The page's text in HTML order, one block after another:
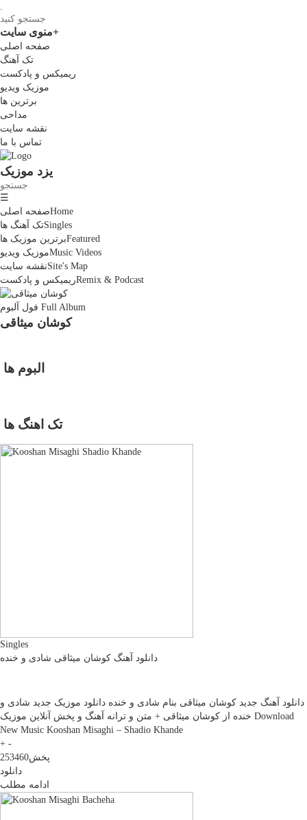
.
منوی سایت+
صفحه اصلی
تک آهنگ
ریمیکس و پادکست
موزیک ویدیو
برترین ها
مداحی
نقشه سایت
تماس با ما
یزد موزیک
☰
صفحه اصلیHome
تک آهنگ هاSingles
برترین موزیک هاFeatured
موزیک ویدیوMusic Videos
نقشه سایتSite's Map
ریمیکس و پادکستRemix & Podcast
Full Album
کوشان میثاقی
البوم ها
تک اهنگ ها
Singles
دانلود آهنگ کوشان میثاقی شادی و خنده
دانلود آهنگ جديد کوشان میثاقی بنام شادی و خنده دانلود موزیک جديد شادی و
خنده از کوشان میثاقی + متن و ترانه آهنگ و پخش آنلاين موزيک Download
New Music Kooshan Misaghi – Shadio Khande
+ -
پخش253460
دانلود
ادامه مطلب